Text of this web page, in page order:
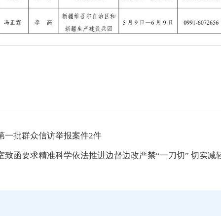
一批群众信访举报案件2件
函要求精准科学依法推进边督边改严禁“一刀切” 切实减